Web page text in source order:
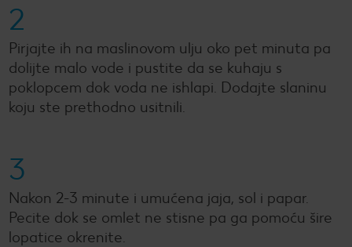
2
Pirjajte ih na maslinovom ulju oko pet minuta pa
dolijte malo vode i pustite da se kuhaju s
poklopcem dok voda ne ishlapi. Dodajte slaninu
koju ste prethodno usitnili.
3
Nakon 2-3 minute i umućena jaja, sol i papar.
Pecite dok se omlet ne stisne pa ga pomoću šire
lopatice okrenite.